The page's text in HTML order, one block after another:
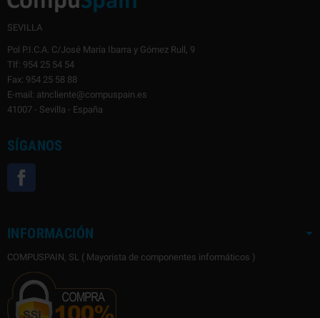
SEVILLA
Pol P.I.C.A. C/José María Ibarra y Gómez Rull, 9
Tlf: 954 25 54 54
Fax: 954 25 58 88
E-mail: atncliente@compuspain.es
41007 - Sevilla - España
SÍGANOS
INFORMACIÓN
COMPUSPAIN, SL ( Mayorista de componentes informáticos )